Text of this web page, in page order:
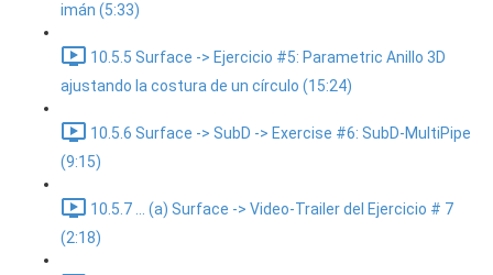
imán (5:33)
10.5.5 Surface -> Ejercicio #5: Parametric Anillo 3D
ajustando la costura de un círculo (15:24)
10.5.6 Surface -> SubD -> Exercise #6: SubD-MultiPipe
(9:15)
10.5.7 ... (a) Surface -> Video-Trailer del Ejercicio # 7
(2:18)